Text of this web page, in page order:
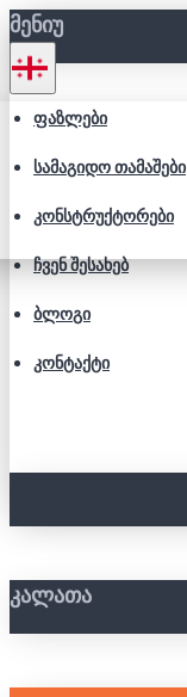
ᲛᲔᲜᲘᲣ
ᲤᲐᲖᲚᲔᲑᲘ
ᲡᲐᲛᲐᲒᲘᲓᲝ ᲗᲐᲛᲐᲨᲔᲑᲘ
ᲙᲝᲜᲡᲢᲠᲣᲥᲢᲝᲠᲔᲑᲘ
ᲩᲕᲔᲜ ᲨᲔᲡᲐᲮᲔᲑ
ᲑᲚᲝᲒᲘ
ᲙᲝᲜᲢᲐᲥᲢᲘ
ᲙᲐᲚᲐᲗᲐ